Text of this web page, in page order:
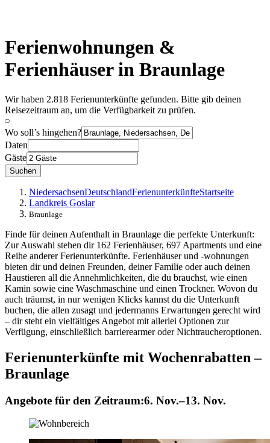
Ferienwohnungen &
Ferienhäuser in Braunlage
Wir haben 2.818 Ferienunterkünfte gefunden. Bitte gib deinen
Reisezeitraum an, um die Verfügbarkeit zu prüfen.
Wo soll’s hingehen?
Daten
Gäste
Suchen
NiedersachsenDeutschlandFerienunterkünfteStartseite
Landkreis Goslar
Braunlage
Finde für deinen Aufenthalt in Braunlage die perfekte Unterkunft:
Zur Auswahl stehen dir 162 Ferienhäuser, 697 Apartments und eine
Reihe anderer Ferienunterkünfte. Ferienhäuser und -wohnungen
bieten dir und deinen Freunden, deiner Familie oder auch deinen
Haustieren all die Annehmlichkeiten, die du brauchst, wie einen
Kamin sowie eine Waschmaschine und einen Trockner. Wovon du
auch träumst, in nur wenigen Klicks kannst du die Unterkunft
buchen, die allen zusagt und jedermanns Erwartungen gerecht wird
– dir steht ein vielfältiges Angebot mit allerlei Optionen zur
Verfügung, einschließlich barrierearmer oder Nichtraucheroptionen.
Ferienunterkünfte mit Wochenrabatten –
Braunlage
Angebote für den Zeitraum:6. Nov.–13. Nov.